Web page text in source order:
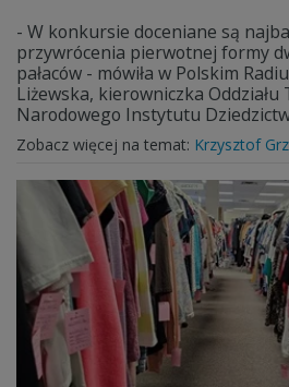
- W konkursie doceniane są
przywrócenia pierwotnej formy
pałaców - mówiła w Polskim
Liżewska, kierowniczka Oddziału
Narodowego Instytutu
Zobacz więcej na temat: Krzysztof